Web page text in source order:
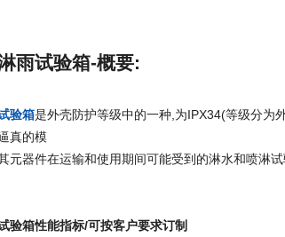
雨试验箱-概要:
验箱是外壳防护等级中的一种,为IPX34(等级分为
真的模
元器件在运输和使用期间可能受到的淋水和喷淋
验箱性能指标/可按客户要求订制